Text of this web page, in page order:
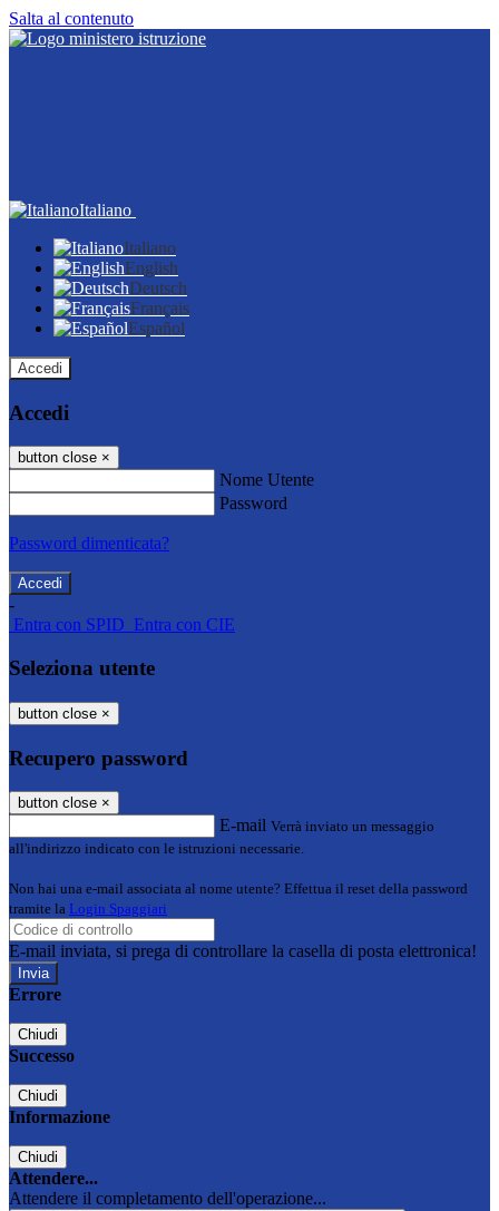
Salta al contenuto
Italiano
Italiano
English
Deutsch
Français
Español
Accedi
Accedi
button close ×
Nome Utente
Password
Password dimenticata?
-
Entra con SPID Entra con CIE
Seleziona utente
button close ×
Recupero password
button close ×
E-mail Verrà inviato un messaggio
all'indirizzo indicato con le istruzioni necessarie.
Non hai una e-mail associata al nome utente? Effettua il reset della password
tramite la Login Spaggiari
E-mail inviata, si prega di controllare la casella di posta elettronica!
Errore
Chiudi
Successo
Chiudi
Informazione
Chiudi
Attendere...
Attendere il completamento dell'operazione...